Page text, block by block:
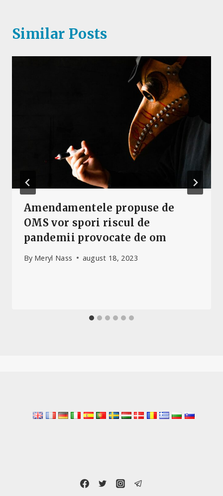
Similar Posts
Amendamentele propuse de
OMS vor spori riscul de
pandemii provocate de om
By Meryl Nass august 18, 2023